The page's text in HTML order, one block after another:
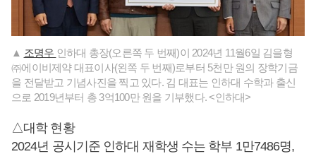
▲ 조명우 인하대 총장(오른쪽 두 번째)이 2024년 11월6일 김을형
㈜에이비제약 대표이사(왼쪽 두 번째)로부터 5천만 원의 장학기금
을 전달받고 기념사진을 찍고 있다. 김 대표는 인하대 수학과 출신
으로 2019년부터 총 3억100만 원을 기부했다. <인하대>
△대학 현황
2024년 공시기준 인하대 재학생 수는 학부 1만7486명,